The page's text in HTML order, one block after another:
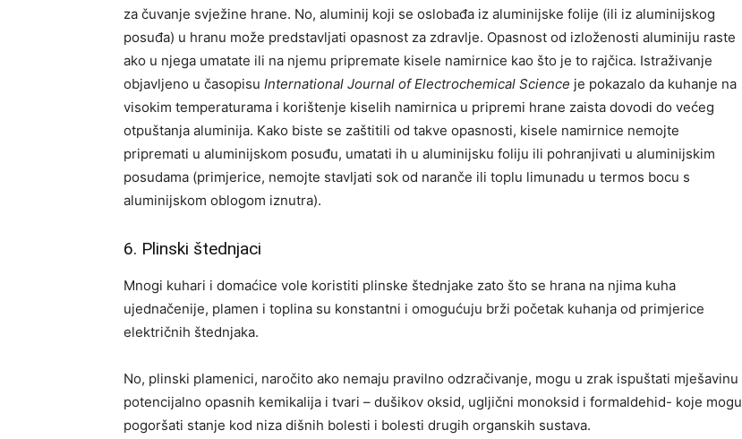
za čuvanje svježine hrane. No, aluminij koji se oslobađa iz aluminijske folije (ili iz aluminijskog
posuđa) u hranu može predstavljati opasnost za zdravlje. Opasnost od izloženosti aluminiju raste
ako u njega umatate ili na njemu pripremate kisele namirnice kao što je to rajčica. Istraživanje
objavljeno u časopisu International Journal of Electrochemical Science je pokazalo da kuhanje na
visokim temperaturama i korištenje kiselih namirnica u pripremi hrane zaista dovodi do većeg
otpuštanja aluminija. Kako biste se zaštitili od takve opasnosti, kisele namirnice nemojte
pripremati u aluminijskom posuđu, umatati ih u aluminijsku foliju ili pohranjivati u aluminijskim
posudama (primjerice, nemojte stavljati sok od naranče ili toplu limunadu u termos bocu s
aluminijskom oblogom iznutra).
6. Plinski štednjaci
Mnogi kuhari i domaćice vole koristiti plinske štednjake zato što se hrana na njima kuha
ujednačenije, plamen i toplina su konstantni i omogućuju brži početak kuhanja od primjerice
električnih štednjaka.
No, plinski plamenici, naročito ako nemaju pravilno odzračivanje, mogu u zrak ispuštati mješavinu
potencijalno opasnih kemikalija i tvari – dušikov oksid, ugljični monoksid i formaldehid- koje mogu
pogoršati stanje kod niza dišnih bolesti i bolesti drugih organskih sustava.